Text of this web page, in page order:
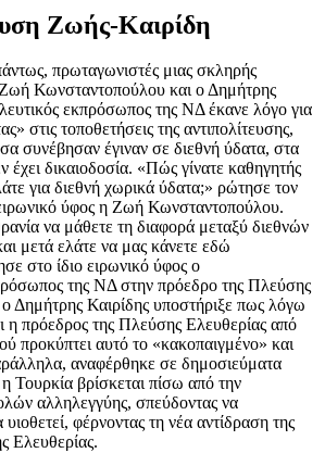
Ζωής-Καιρίδη
πρωταγωνιστές μιας σκληρής
Κωνσταντοπούλου και ο Δημήτρης
εκπρόσωπος της ΝΔ έκανε λόγο για
στις τοποθετήσεις της αντιπολίτευσης,
συνέβησαν έγιναν σε διεθνή ύδατα, στα
έχει δικαιοδοσία. «Πώς γίνατε καθηγητής
για διεθνή χωρικά ύδατα;» ρώτησε τον
ύφος η Ζωή Κωνσταντοπούλου.
να μάθετε τη διαφορά μεταξύ διεθνών
μετά ελάτε να μας κάνετε εδώ
στο ίδιο ειρωνικό ύφος ο
της ΝΔ στην πρόεδρο της Πλεύσης
Δημήτρης Καιρίδης υποστήριξε πως λόγω
η πρόεδρος της Πλεύσης Ελευθερίας από
προκύπτει αυτό το «κακοπαιγμένο» και
αναφέρθηκε σε δημοσιεύματα
Τουρκία βρίσκεται πίσω από την
αλληλεγγύης, σπεύδοντας να
φέρνοντας τη νέα αντίδραση της
Ελευθερίας.